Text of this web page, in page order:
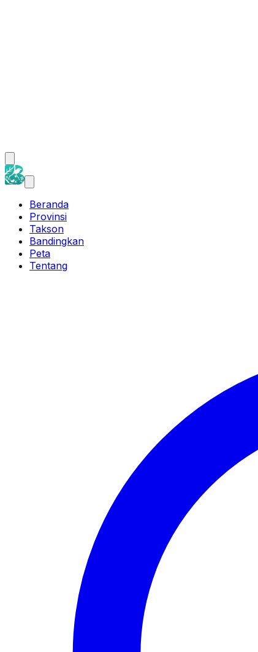
Beranda
Provinsi
Takson
Bandingkan
Peta
Tentang